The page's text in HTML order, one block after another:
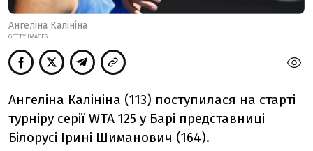
Ангеліна Калініна
GETTY IMAGES
Ангеліна Калініна (113) поступилася на старті
турніру серії WTA 125 у Барі представниці
Білорусі Ірині Шиманович (164).